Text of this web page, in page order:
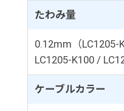
たわみ量
0.12mm（LC1205-
LC1205-K100 /
ケーブルカラー